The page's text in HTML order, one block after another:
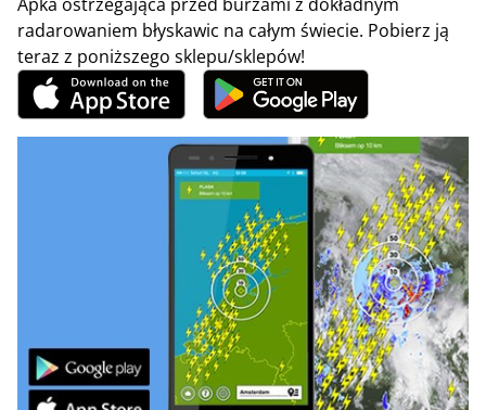
radarowaniem błyskawic na całym świecie. Pobierz ją
teraz z poniższego sklepu/sklepów!